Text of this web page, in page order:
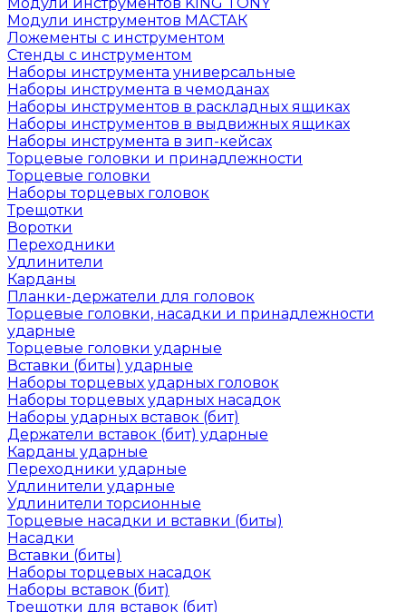
Модули инструментов МАСТАК
Ложементы с инструментом
Стенды с инструментом
Наборы инструмента универсальные
Наборы инструмента в чемоданах
Наборы инструментов в раскладных ящиках
Наборы инструментов в выдвижных ящиках
Наборы инструмента в зип-кейсах
Торцевые головки и принадлежности
Торцевые головки
Наборы торцевых головок
Трещотки
Воротки
Переходники
Удлинители
Карданы
Планки-держатели для головок
Торцевые головки, насадки и принадлежности
ударные
Торцевые головки ударные
Вставки (биты) ударные
Наборы торцевых ударных головок
Наборы торцевых ударных насадок
Наборы ударных вставок (бит)
Держатели вставок (бит) ударные
Карданы ударные
Переходники ударные
Удлинители ударные
Удлинители торсионные
Торцевые насадки и вставки (биты)
Насадки
Вставки (биты)
Наборы торцевых насадок
Наборы вставок (бит)
Трещотки для вставок (бит)